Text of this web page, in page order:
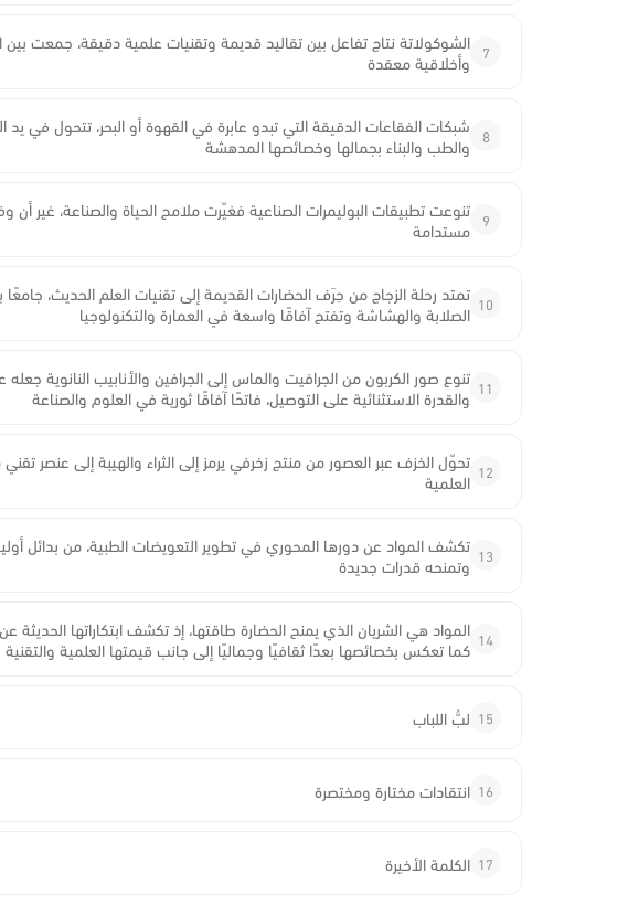
7
الشوكولاتة نتاج تفاعل بين تقاليد قديمة وتقنيات علمية دقيقة، جمعت بين
وأخلاقية معقدة
8
شبكات الفقاعات الدقيقة التي تبدو عابرة في القهوة أو البحر، تتحول في يد
والطب والبناء بجمالها وخصائصها المدهشة
9 تنوعت تطبيقات البوليمرات الصناعية فغيّرت ملامح الحياة والصناعة، غير
مستدامة
10 تمتد رحلة الزجاج من حِرَف الحضارات القديمة إلى تقنيات العلم الحديث،
الصلابة والهشاشة وتفتح آفاقًا واسعة في العمارة والتكنولوجيا
11 تنوع صور الكربون من الجرافيت والماس إلى الجرافين والأنابيب النانوية
والقدرة الاستثنائية على التوصيل، فاتحًا آفاقًا ثورية في العلوم والصناعة
12 تحوّل الخزف عبر العصور من منتج زخرفي يرمز إلى الثراء والهيبة إلى عنصر
العلمية
13 تكشف المواد عن دورها المحوري في تطوير التعويضات الطبية، من بدائل
وتمنحه قدرات جديدة
14 المواد هي الشريان الذي يمنح الحضارة طاقتها، إذ تكشف ابتكاراتها الحديثة
كما تعكس بخصائصها بعدًا ثقافيًا وجماليًا إلى جانب قيمتها العلمية والتقنية
15 لبُّ اللباب
16 انتقادات مختارة ومختصرة
17 الكلمة الأخيرة